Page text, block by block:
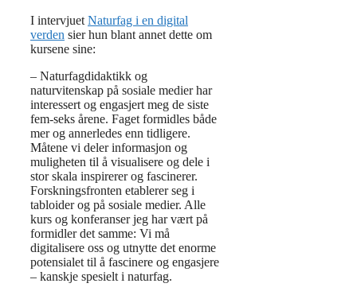
I intervjuet Naturfag i en digital
verden sier hun blant annet dette om
kursene sine:
– Naturfagdidaktikk og
naturvitenskap på sosiale medier har
interessert og engasjert meg de siste
fem-seks årene. Faget formidles både
mer og annerledes enn tidligere.
Måtene vi deler informasjon og
muligheten til å visualisere og dele i
stor skala inspirerer og fascinerer.
Forskningsfronten etablerer seg i
tabloider og på sosiale medier. Alle
kurs og konferanser jeg har vært på
formidler det samme: Vi må
digitalisere oss og utnytte det enorme
potensialet til å fascinere og engasjere
– kanskje spesielt i naturfag.